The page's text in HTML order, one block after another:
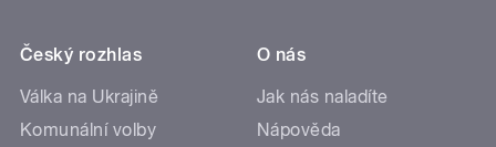
Český rozhlas
Válka na Ukrajině
Komunální volby
O nás
Jak nás naladíte
Nápověda